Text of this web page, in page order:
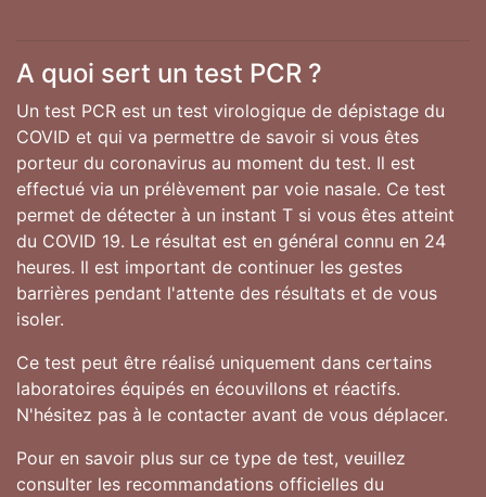
A quoi sert un test PCR ?
Un test PCR est un test virologique de dépistage du
COVID et qui va permettre de savoir si vous êtes
porteur du coronavirus au moment du test. Il est
effectué via un prélèvement par voie nasale. Ce test
permet de détecter à un instant T si vous êtes atteint
du COVID 19. Le résultat est en général connu en 24
heures. Il est important de continuer les gestes
barrières pendant l'attente des résultats et de vous
isoler.
Ce test peut être réalisé uniquement dans certains
laboratoires équipés en écouvillons et réactifs.
N'hésitez pas à le contacter avant de vous déplacer.
Pour en savoir plus sur ce type de test, veuillez
consulter les recommandations officielles du